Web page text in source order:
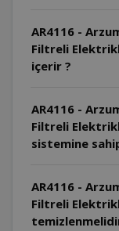
AR4116 -
Filtreli
içerir ?
AR4116 -
Filtreli
sistemine
AR4116 -
Filtreli